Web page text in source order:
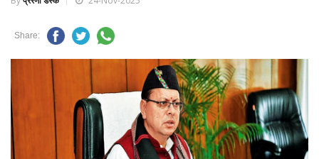
Share: